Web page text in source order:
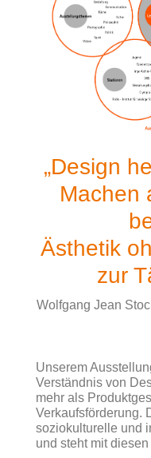
„Design
Machen
Ästhetik
zur
Wolfgang Jean
Unserem
Verständnis von
mehr als
Verkaufsförderung.
soziokulturelle und
und steht mit